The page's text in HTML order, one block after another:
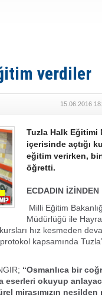
verdiler
15.06.2016
Tuzla Halk Eğitimi
içerisinde açtığı
eğitim verirken,
öğretti.
ECDADIN İZİNDEN
Milli Eğitim
Müdürlüğü ile
hız kesmeden
kapsamında
“Osmanlıca bir
eserleri okuyup
mirasımızın nesilden